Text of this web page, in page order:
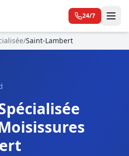
24/7
/Saint-Lambert